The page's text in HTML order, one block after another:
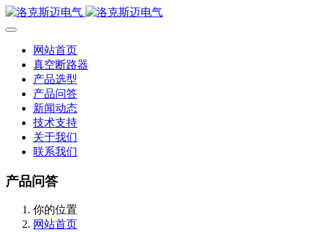
网站首页
真空断路器
产品选型
产品问答
新闻动态
技术支持
关于我们
联系我们
产品问答
你的位置
网站首页